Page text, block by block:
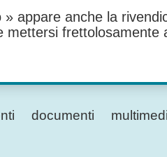
» appare anche la
mettersi frettolosamente
documenti